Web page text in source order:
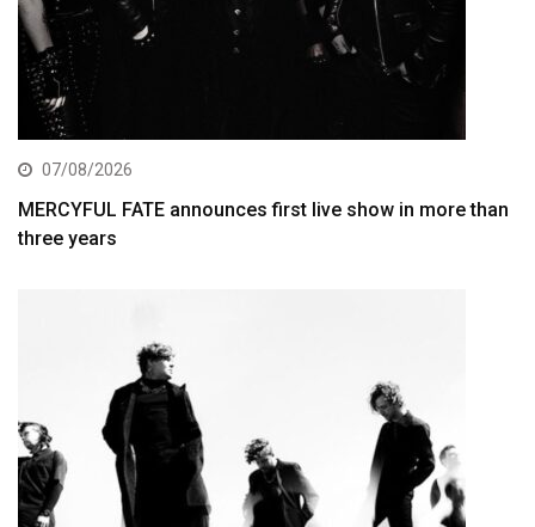
07/08/2026
MERCYFUL FATE announces first live show in more than
three years